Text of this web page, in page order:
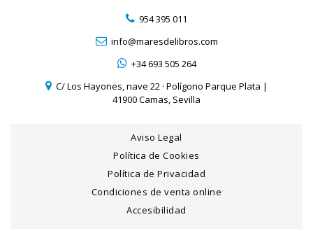
954 395 011
info@maresdelibros.com
+34 693 505 264
C/ Los Hayones, nave 22 · Polígono Parque Plata |
41900 Camas, Sevilla
Aviso Legal
Política de Cookies
Política de Privacidad
Condiciones de venta online
Accesibilidad